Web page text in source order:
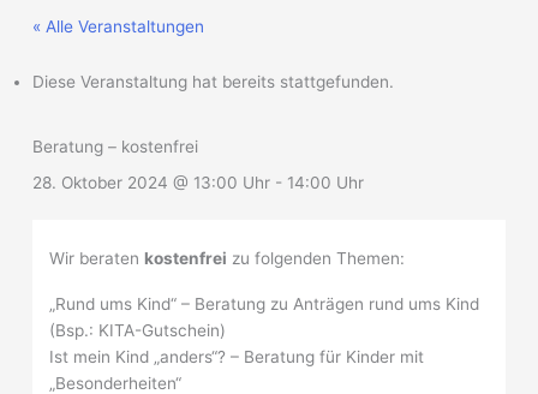
« Alle Veranstaltungen
Diese Veranstaltung hat bereits stattgefunden.
Beratung – kostenfrei
28. Oktober 2024 @ 13:00 Uhr - 14:00 Uhr
Wir beraten kostenfrei zu folgenden Themen:
„Rund ums Kind“ – Beratung zu Anträgen rund ums Kind
(Bsp.: KITA-Gutschein)
Ist mein Kind „anders“? – Beratung für Kinder mit
„Besonderheiten“